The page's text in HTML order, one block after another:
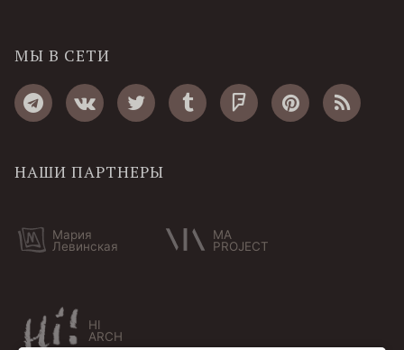
МЫ В СЕТИ
НАШИ ПАРТНЕРЫ
Мария
Левинская
MA
PROJECT
HI
ARCH